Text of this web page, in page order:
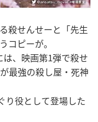
殺せんせーと「先生
コピーが。
、映画第1弾で殺せ
最強の殺し屋・死神
り役として登場した